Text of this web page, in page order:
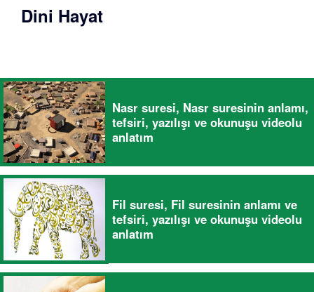
Dini Hayat
Nasr suresi, Nasr suresinin anlamı,
tefsiri, yazılışı ve okunuşu videolu
anlatım
Fil suresi, Fil suresinin anlamı ve
tefsiri, yazılışı ve okunuşu videolu
anlatım